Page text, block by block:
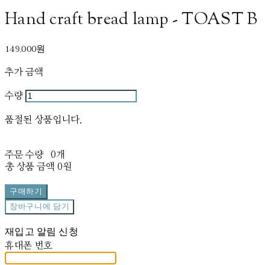
Hand craft bread lamp - TOAST B
149,000원
추가 금액
수량
품절된 상품입니다.
주문 수량
0개
총 상품 금액 0원
구매하기
장바구니에 담기
재입고 알림 신청
휴대폰 번호